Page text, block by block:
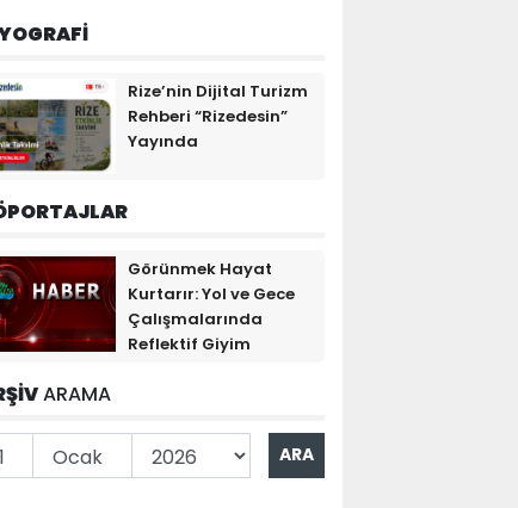
Rize’nin Dijital Turizm
Rehberi “Rizedesin”
Yayında
Görünmek Hayat
Kurtarır: Yol ve Gece
Çalışmalarında
Reflektif Giyim
ARAMA